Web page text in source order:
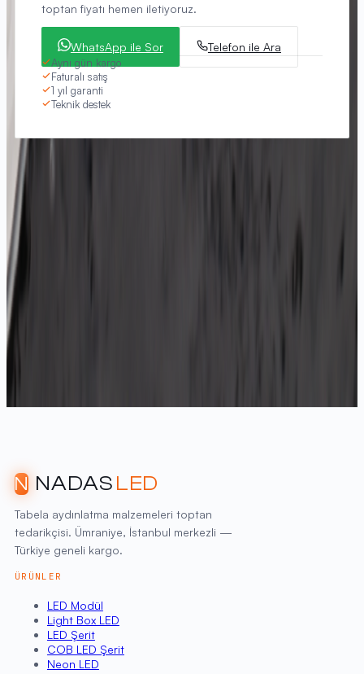
toptan fiyatı hemen iletiyoruz.
WhatsApp ile Sor Telefon ile Ara
Aynı gün kargo
Faturalı satış
1 yıl garanti
Teknik destek
N NADAS LED
Tabela aydınlatma malzemeleri toptan
tedarikçisi. Ümraniye, İstanbul merkezli —
Türkiye geneli kargo.
ÜRÜNLER
LED Modül
Light Box LED
LED Şerit
COB LED Şerit
Neon LED